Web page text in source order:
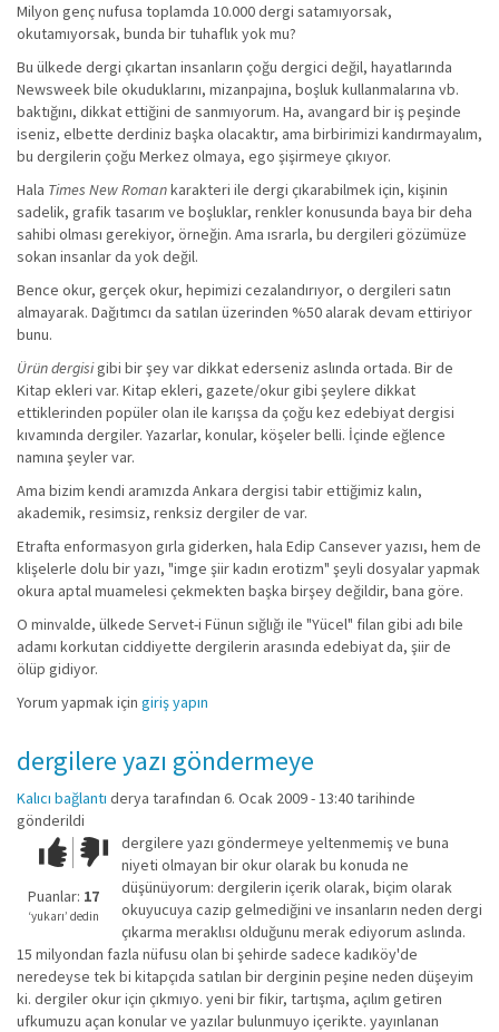
Milyon genç nufusa toplamda 10.000 dergi satamıyorsak,
okutamıyorsak, bunda bir tuhaflık yok mu?
Bu ülkede dergi çıkartan insanların çoğu dergici değil, hayatlarında
Newsweek bile okuduklarını, mizanpajına, boşluk kullanmalarına vb.
baktığını, dikkat ettiğini de sanmıyorum. Ha, avangard bir iş peşinde
iseniz, elbette derdiniz başka olacaktır, ama birbirimizi kandırmayalım,
bu dergilerin çoğu Merkez olmaya, ego şişirmeye çıkıyor.
Hala Times New Romankarakteri ile dergi çıkarabilmek için, kişinin
sadelik, grafik tasarım ve boşluklar, renkler konusunda baya bir deha
sahibi olması gerekiyor, örneğin. Ama ısrarla, bu dergileri gözümüze
sokan insanlar da yok değil.
Bence okur, gerçek okur, hepimizi cezalandırıyor, o dergileri satın
almayarak. Dağıtımcı da satılan üzerinden %50 alarak devam ettiriyor
bunu.
Ürün dergisigibi bir şey var dikkat ederseniz aslında ortada. Bir de
Kitap ekleri var. Kitap ekleri, gazete/okur gibi şeylere dikkat
ettiklerinden popüler olan ile karışsa da çoğu kez edebiyat dergisi
kıvamında dergiler. Yazarlar, konular, köşeler belli. İçinde eğlence
namına şeyler var.
Ama bizim kendi aramızda Ankara dergisi tabir ettiğimiz kalın,
akademik, resimsiz, renksiz dergiler de var.
Etrafta enformasyon gırla giderken, hala Edip Cansever yazısı, hem de
klişelerle dolu bir yazı, "imge şiir kadın erotizm" şeyli dosyalar yapmak
okura aptal muamelesi çekmekten başka birşey değildir, bana göre.
O minvalde, ülkede Servet-i Fünun sığlığı ile "Yücel" filan gibi adı bile
adamı korkutan ciddiyette dergilerin arasında edebiyat da, şiir de
ölüp gidiyor.
Yorum yapmak için giriş yapın
dergilere yazı göndermeye
Kalıcı bağlantı derya tarafından 6. Ocak 2009 - 13:40 tarihinde
gönderildi
Çok iyi!O
kadar
iyi
değil!
Puanlar: 17
‘yukarı’ dedin
dergilere yazı göndermeye yeltenmemiş ve buna
niyeti olmayan bir okur olarak bu konuda ne
düşünüyorum: dergilerin içerik olarak, biçim olarak
okuyucuya cazip gelmediğini ve insanların neden dergi
çıkarma meraklısı olduğunu merak ediyorum aslında.
15 milyondan fazla nüfusu olan bi şehirde sadece kadıköy'de
neredeyse tek bi kitapçıda satılan bir derginin peşine neden düşeyim
ki. dergiler okur için çıkmıyo. yeni bir fikir, tartışma, açılım getiren
ufkumuzu açan konular ve yazılar bulunmuyo içerikte. yayınlanan